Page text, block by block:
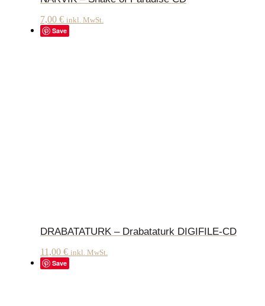
7,00 € inkl. MwSt.
Save
DRABATATURK – Drabataturk DIGIFILE-CD
11,00 € inkl. MwSt.
Save